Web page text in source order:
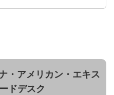
・アメリカン・エキス
ドデスク